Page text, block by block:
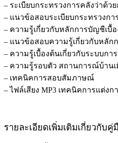
– ระเบียบกระทรวงการคลังว่าด้ว
– แนวข้อสอบระเบียบกระทรวงก
– ความรู้เกี่ยวกับหลักการบัญชีเบื้
– แนวข้อสอบความรู้เกี่ยวกับหลัก
– ความรู้เบื้องต้นเกี่ยวกับระบบกา
– ความรู้รอบตัว สถานการณ์บ้าน
– เทคนิคการสอบสัมภาษณ์
– ไฟล์เสียง MP3 เทคนิคการแต่
รายละเอียดเพิ่มเติมเกี่ยวกับคู่